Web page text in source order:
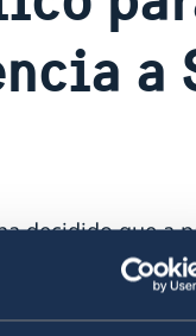
a
decidido que a
estará a
contactar a la